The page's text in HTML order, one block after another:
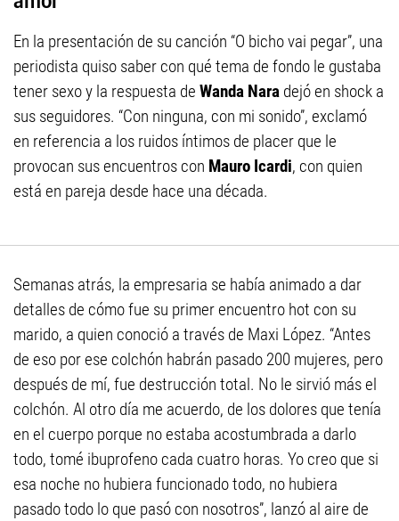
En la presentación de su canción “O bicho vai pegar”, una
periodista quiso saber con qué tema de fondo le gustaba
tener sexo y la respuesta de Wanda Nara dejó en shock a
sus seguidores. “Con ninguna, con mi sonido”, exclamó
en referencia a los ruidos íntimos de placer que le
provocan sus encuentros con Mauro Icardi, con quien
está en pareja desde hace una década.
Semanas atrás, la empresaria se había animado a dar
detalles de cómo fue su primer encuentro hot con su
marido, a quien conoció a través de Maxi López. “Antes
de eso por ese colchón habrán pasado 200 mujeres, pero
después de mí, fue destrucción total. No le sirvió más el
colchón. Al otro día me acuerdo, de los dolores que tenía
en el cuerpo porque no estaba acostumbrada a darlo
todo, tomé ibuprofeno cada cuatro horas. Yo creo que si
esa noche no hubiera funcionado todo, no hubiera
pasado todo lo que pasó con nosotros”, lanzó al aire de